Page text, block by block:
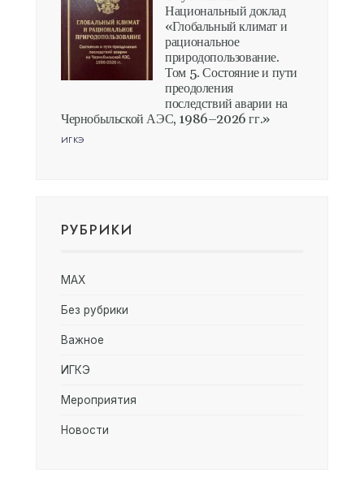
Национальный доклад
«Глобальный климат и
рациональное
природопользование.
Том 5. Состояние и пути
преодоления
последствий аварии на
Чернобыльской АЭС, 1986–2026 гг.»
ИГКЭ
РУБРИКИ
MAX
Без рубрики
Важное
ИГКЭ
Мероприятия
Новости